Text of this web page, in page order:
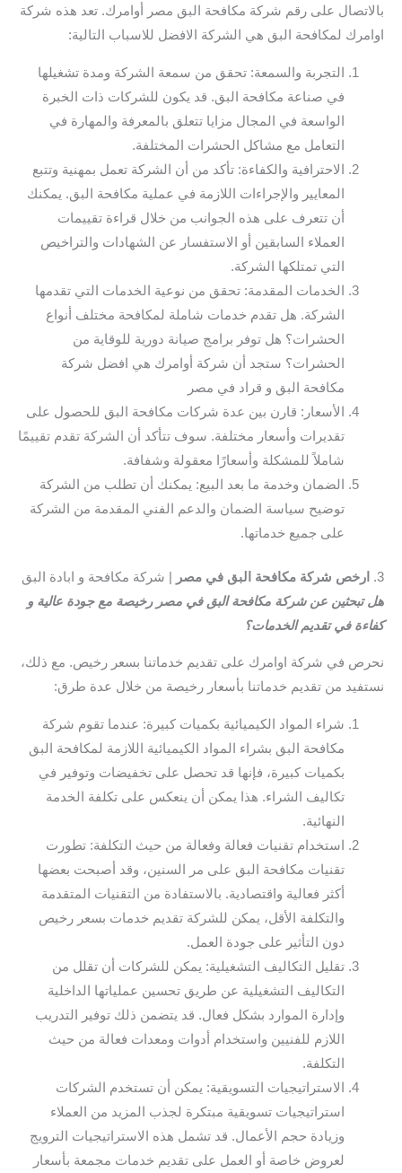
بالاتصال على رقم شركة مكافحة البق مصر أوامرك. تعد هذه شركة
اوامرك لمكافحة البق هي الشركة الافضل للاسباب التالية:
التجربة والسمعة: تحقق من سمعة الشركة ومدة تشغيلها
في صناعة مكافحة البق. قد يكون للشركات ذات الخبرة
الواسعة في المجال مزايا تتعلق بالمعرفة والمهارة في
التعامل مع مشاكل الحشرات المختلفة.
الاحترافية والكفاءة: تأكد من أن الشركة تعمل بمهنية وتتبع
المعايير والإجراءات اللازمة في عملية مكافحة البق. يمكنك
أن تتعرف على هذه الجوانب من خلال قراءة تقييمات
العملاء السابقين أو الاستفسار عن الشهادات والتراخيص
التي تمتلكها الشركة.
الخدمات المقدمة: تحقق من نوعية الخدمات التي تقدمها
الشركة. هل تقدم خدمات شاملة لمكافحة مختلف أنواع
الحشرات؟ هل توفر برامج صيانة دورية للوقاية من
الحشرات؟ ستجد أن شركة أوامرك هي افضل شركة
مكافحة البق و قراد في مصر
الأسعار: قارن بين عدة شركات مكافحة البق للحصول على
تقديرات وأسعار مختلفة. سوف تتأكد أن الشركة تقدم تقييمًا
شاملاً للمشكلة وأسعارًا معقولة وشفافة.
الضمان وخدمة ما بعد البيع: يمكنك أن تطلب من الشركة
توضيح سياسة الضمان والدعم الفني المقدمة من الشركة
على جميع خدماتها.
3. ارخص شركة مكافحة البق في مصر
| شركة مكافحة و ابادة البق
هل تبحثين عن شركة مكافحة البق في مصر رخيصة مع جودة عالية و
كفاءة في تقديم الخدمات؟
نحرص في شركة اوامرك على تقديم خدماتنا بسعر رخيص. مع ذلك،
نستفيد من تقديم خدماتنا بأسعار رخيصة من خلال عدة طرق:
شراء المواد الكيميائية بكميات كبيرة: عندما تقوم شركة
مكافحة البق بشراء المواد الكيميائية اللازمة لمكافحة البق
بكميات كبيرة، فإنها قد تحصل على تخفيضات وتوفير في
تكاليف الشراء. هذا يمكن أن ينعكس على تكلفة الخدمة
النهائية.
استخدام تقنيات فعالة وفعالة من حيث التكلفة: تطورت
تقنيات مكافحة البق على مر السنين، وقد أصبحت بعضها
أكثر فعالية واقتصادية. بالاستفادة من التقنيات المتقدمة
والتكلفة الأقل، يمكن للشركة تقديم خدمات بسعر رخيص
دون التأثير على جودة العمل.
تقليل التكاليف التشغيلية: يمكن للشركات أن تقلل من
التكاليف التشغيلية عن طريق تحسين عملياتها الداخلية
وإدارة الموارد بشكل فعال. قد يتضمن ذلك توفير التدريب
اللازم للفنيين واستخدام أدوات ومعدات فعالة من حيث
التكلفة.
الاستراتيجيات التسويقية: يمكن أن تستخدم الشركات
استراتيجيات تسويقية مبتكرة لجذب المزيد من العملاء
وزيادة حجم الأعمال. قد تشمل هذه الاستراتيجيات الترويج
لعروض خاصة أو العمل على تقديم خدمات مجمعة بأسعار